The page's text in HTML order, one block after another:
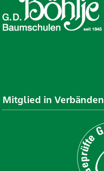
Mitglied in Verbänden